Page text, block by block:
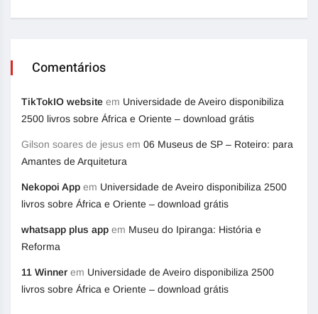
Comentários
TikTokIO website em Universidade de Aveiro disponibiliza
2500 livros sobre África e Oriente – download grátis
Gilson soares de jesus em 06 Museus de SP – Roteiro: para
Amantes de Arquitetura
Nekopoi App em Universidade de Aveiro disponibiliza 2500
livros sobre África e Oriente – download grátis
whatsapp plus app em Museu do Ipiranga: História e
Reforma
11 Winner em Universidade de Aveiro disponibiliza 2500
livros sobre África e Oriente – download grátis